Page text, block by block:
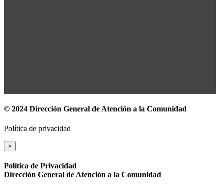
© 2024 Dirección General de Atención a la Comunidad
Política de privacidad
×
Política de Privacidad
Dirección General de Atención a la Comunidad